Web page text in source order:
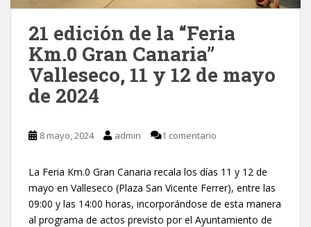
21 edición de la “Feria
Km.0 Gran Canaria”
Valleseco, 11 y 12 de mayo
de 2024
8 mayo, 2024 admin 1 comentario
La Feria Km.0 Gran Canaria recala los días 11 y 12 de
mayo en Valleseco (Plaza San Vicente Ferrer), entre las
09:00 y las 14:00 horas, incorporándose de esta manera
al programa de actos previsto por el Ayuntamiento de